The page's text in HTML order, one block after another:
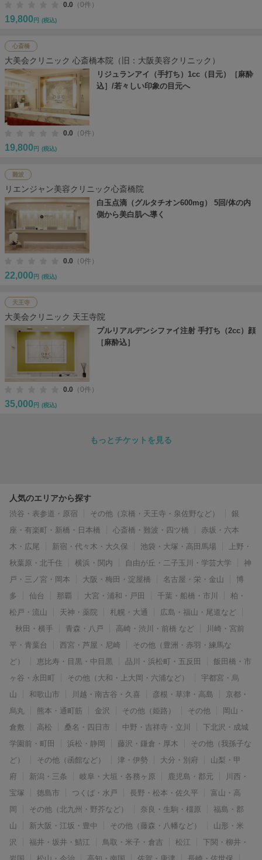
0.0 （0件）
19,800 円 (税込)
心斎橋
大美会クリニック 心斎橋本院（旧：大阪美容クリニック）
リジュランアイ（手打ち）1cc（目元）［麻酔
込］/若々しい印象の目元へ
0.0 （0件）
19,800 円 (税込)
難波
リエンジャン美容クリニック心斎橋院
白玉点滴（グルタチオン600mg） 5回/体の内
側から美白肌へ導く
0.0 （0件）
22,000 円 (税込)
天王寺
大美会クリニック 天王寺院
プルリアルデンシファイ注射 手打ち（2cc）顔
［麻酔込］
0.0 （0件）
35,000 円 (税込)
もっとチケットを見る
人気のエリアから探す
渋谷・表参道・原宿 その他（京橋・天王寺・泉佐野など）
銀
座・有楽町・新橋・日本橋
心斎橋・難波・四ツ橋
赤坂・六本
木・広尾
新宿・代々木・大久保 池袋・大塚・高田馬場
上野・
秋葉原・北千住
横浜・関内 自由が丘・二子玉川・学芸大学
神
戸・三ノ宮・岡本
大阪・梅田・淀屋橋 名古屋・栄・金山
博
多
仙台 那覇 大宮・浦和・戸田 千葉・船橋・市川
柏・
松戸・流山
天神・薬院 札幌・大通
広島・福山・尾道など
秋田・横手
青森・八戸 高崎・渋川・前橋 など
川崎・宮前
平・青葉台
西宮・芦屋・尼崎
その他（豊洲・赤羽・練馬な
ど）
恵比寿・目黒・中目黒 品川・浜松町・五反田
飯田橋・市
ヶ谷・永田町
その他（大和・上大岡・六浦など）
宇都宮・烏
山
和歌山市 川越・南古谷・久喜 彦根・草津・高島
京都・
烏丸
熊本・通町筋 金沢 その他（姫路） その他
岡山・
倉敷
高松 桑名・四日市 中野・吉祥寺・立川
下北沢・成城
学園前・町田
浜松・静岡 藤沢・鎌倉・厚木
その他（我孫子な
ど）
その他（函館など） 津・伊勢 大分・別府
山梨・甲
府
新潟・三条 岐阜・大垣・各務ヶ原 鹿児島・郡元
川西・
宝塚
徳島市 つくば・水戸 長野・松本・佐久平
富山・高
岡
その他（北九州・野芥など） 奈良・生駒・橿原
福島・郡
山
新大阪・江坂・豊中 その他（藤森・八幡など）
山形・米
沢
福井・坂井・鯖江 鳥取・米子・倉吉 松江
下関・柳井・